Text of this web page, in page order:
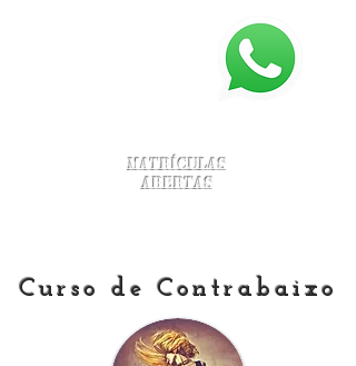
Matrículas
Abertas
Curso de Contrabaixo